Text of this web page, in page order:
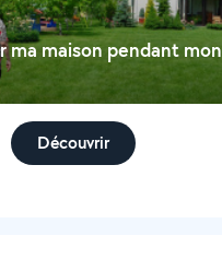
ma maison pendant mon
Découvrir